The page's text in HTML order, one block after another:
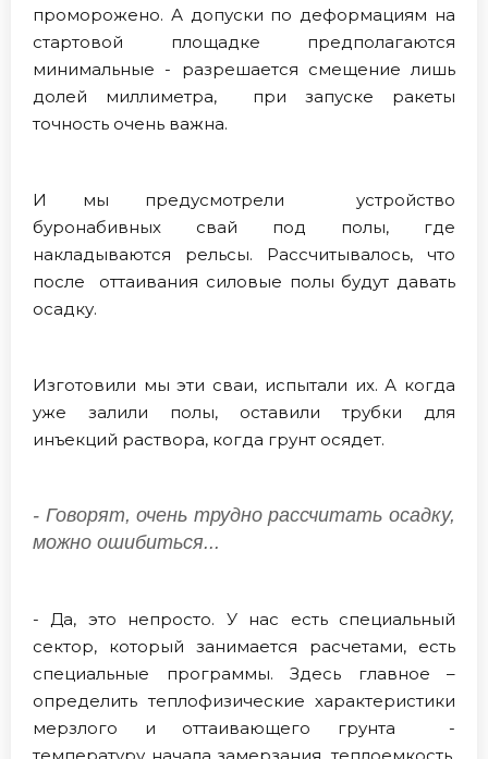
проморожено. А допуски по деформациям на
стартовой площадке предполагаются
минимальные - разрешается смещение лишь
долей миллиметра, при запуске ракеты
точность очень важна.
И мы предусмотрели устройство
буронабивных свай под полы, где
накладываются рельсы. Рассчитывалось, что
после оттаивания силовые полы будут давать
осадку.
Изготовили мы эти сваи, испытали их. А когда
уже залили полы, оставили трубки для
инъекций раствора, когда грунт осядет.
- Говорят, очень трудно рассчитать осадку,
можно ошибиться...
- Да, это непросто. У нас есть специальный
сектор, который занимается расчетами, есть
специальные программы. Здесь главное –
определить теплофизические характеристики
мерзлого и оттаивающего грунта -
температуру начала замерзания, теплоемкость,